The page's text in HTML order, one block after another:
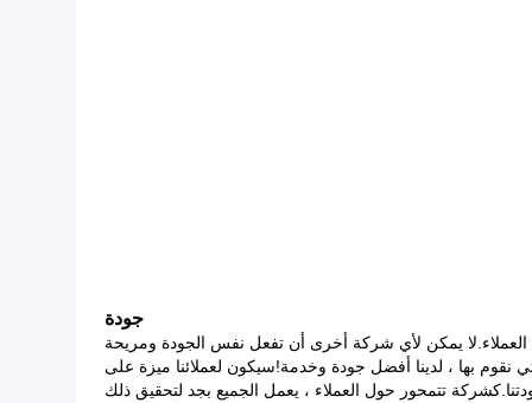
جودة
يمكن لأي شركة أخرى أن تفعل نفس الجودة ومريحة
نقوم بها ، لدينا أفضل جودة وخدمة!سيكون لعملائنا ميزة على
تتمحور حول العملاء ، يعمل الجميع بجد لتحقيق ذلك